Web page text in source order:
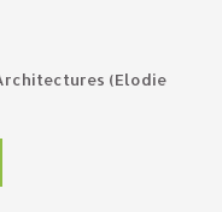
(Elodie